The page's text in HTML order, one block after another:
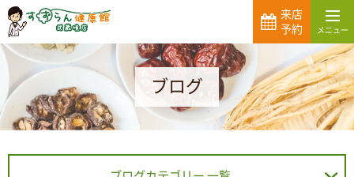
来店
予約
ブログ